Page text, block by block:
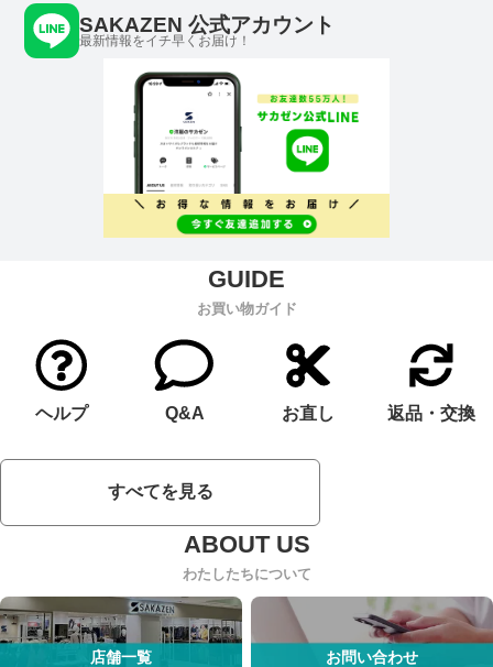
SAKAZEN 公式アカウント
最新情報をイチ早くお届け！
お買い物ガイド
ヘルプ Q&A お直し 返品・交換
すべてを見る
わたしたちについて
店舗一覧 お問い合わせ